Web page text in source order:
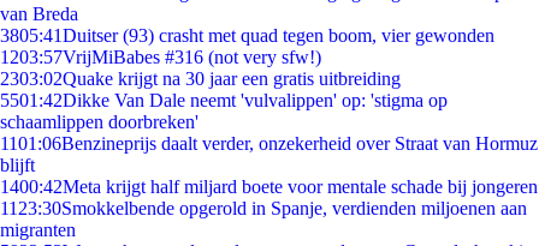
van Breda
3805:41Duitser (93) crasht met quad tegen boom, vier gewonden
1203:57VrijMiBabes #316 (not very sfw!)
2303:02Quake krijgt na 30 jaar een gratis uitbreiding
5501:42Dikke Van Dale neemt 'vulvalippen' op: 'stigma op
schaamlippen doorbreken'
1101:06Benzineprijs daalt verder, onzekerheid over Straat van Hormuz
blijft
1400:42Meta krijgt half miljard boete voor mentale schade bij jongeren
11 23:30Smokkelbende opgerold in Spanje, verdienden miljoenen aan
migranten